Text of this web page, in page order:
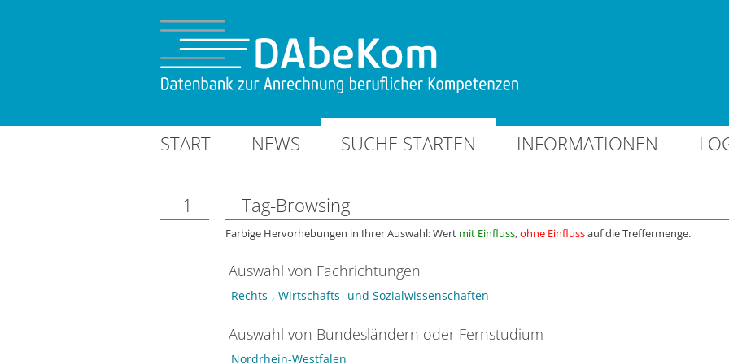
START NEWS SUCHE STARTEN INFORMATIONEN
1 Tag-Browsing
Farbige Hervorhebungen in Ihrer Auswahl: Wert mit Einfluss,ohne Einflussauf die Treffermenge.
Auswahl von Fachrichtungen
Rechts-, Wirtschafts- und Sozialwissenschaften
Auswahl von Bundesländern oder Fernstudium
Nordrhein-Westfalen